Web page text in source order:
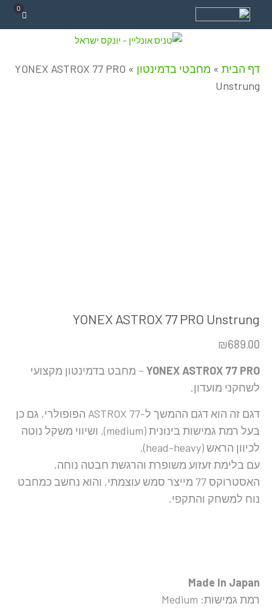
0
דף הבית » מחבטי בדמינטון »
YONEX ASTROX 77 PRO
Unstrung
YONEX ASTROX 77 PRO Unstrung
₪689.00
YONEX ASTROX 77 PRO – מחבט בדמינטון מקצועי
לשחקני מועדון.
דגם זה הוא דגם ההמשך ל-ASTROX 77 הפופולרי, גם כן
בעל רמת גמישות בינונית (medium), ושיווי משקל נוטה
לכיוון הראש (head-heavy).
עם בלימת זעזוע משופרת והרגשת חבטה נוחה,
האסטרוקס 77 מייצר סמש עוצמתי, והוא נחשב כמחבט
נוח למשחק והתקפי.
Made In Japan
רמת גמישות: Medium